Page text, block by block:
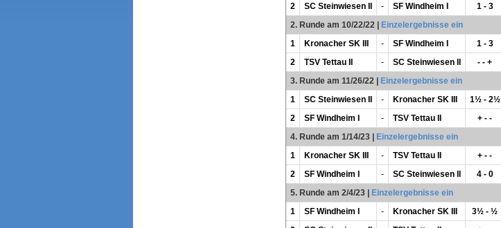
2
SC Steinwiesen II - SF Windheim I
1 - 3
2. Runde am 10/22/22 | Einzelergebnisse ein
1
Kronacher SK III - SF Windheim I
1 - 3
2
TSV Tettau II - SC Steinwiesen II
- - +
3. Runde am 11/26/22 | Einzelergebnisse ein
1
SC Steinwiesen II - Kronacher SK III
1½ - 2½
2
SF Windheim I - TSV Tettau II
+ - -
4. Runde am 1/14/23| Einzelergebnisse ein
1
Kronacher SK III - TSV Tettau II
+ - -
2
SF Windheim I - SC Steinwiesen II
4 - 0
5. Runde am 2/4/23| Einzelergebnisse ein
1
SF Windheim I - Kronacher SK III
3½ - ½